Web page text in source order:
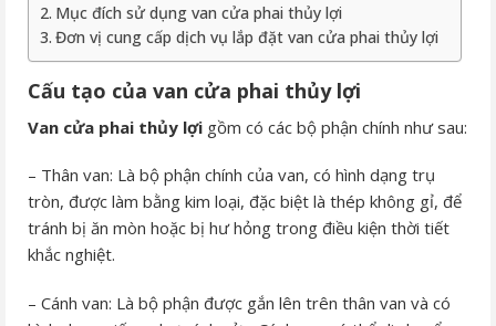
Mục đích sử dụng van cửa phai thủy lợi
Đơn vị cung cấp dịch vụ lắp đặt van cửa phai thủy lợi
Cấu tạo của van cửa phai thủy lợi
Van cửa phai thủy lợi gồm có các bộ phận chính như sau:
– Thân van: Là bộ phận chính của van, có hình dạng trụ
tròn, được làm bằng kim loại, đặc biệt là thép không gỉ, để
tránh bị ăn mòn hoặc bị hư hỏng trong điều kiện thời tiết
khắc nghiệt.
– Cánh van: Là bộ phận được gắn lên trên thân van và có